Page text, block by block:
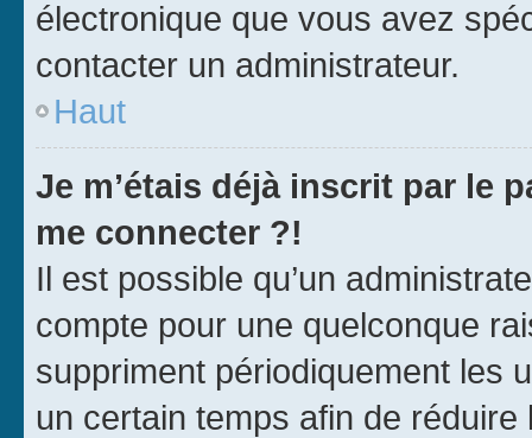
électronique que vous avez
contacter un administrateur.
Haut
Je m’étais déjà inscrit par le
me connecter ?!
Il est possible qu’un
compte pour une quelconque
suppriment périodiquement les
un certain temps afin de